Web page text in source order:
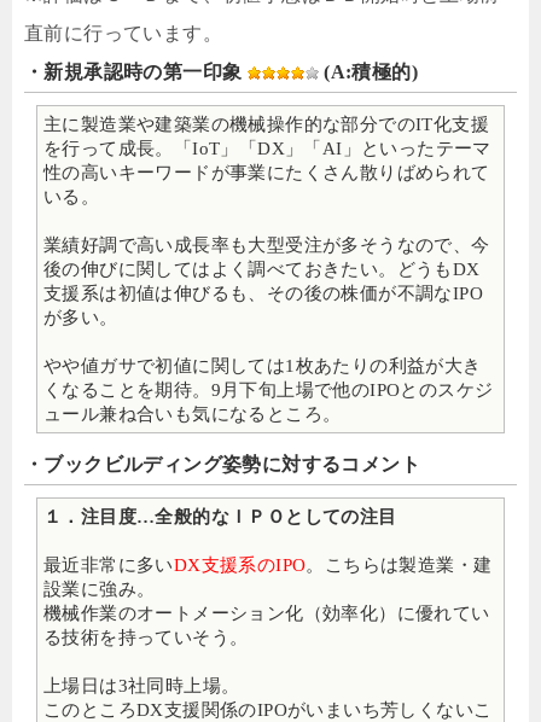
直前に行っています。
・新規承認時の第一印象
(A:積極的)
主に製造業や建築業の機械操作的な部分でのIT化支援
を行って成長。「IoT」「DX」「AI」といったテーマ
性の高いキーワードが事業にたくさん散りばめられて
いる。
業績好調で高い成長率も大型受注が多そうなので、今
後の伸びに関してはよく調べておきたい。どうもDX
支援系は初値は伸びるも、その後の株価が不調なIPO
が多い。
やや値ガサで初値に関しては1枚あたりの利益が大き
くなることを期待。9月下旬上場で他のIPOとのスケジ
ュール兼ね合いも気になるところ。
・ブックビルディング姿勢に対するコメント
１．注目度…全般的なＩＰＯとしての注目
最近非常に多いDX支援系のIPO。こちらは製造業・建
設業に強み。
機械作業のオートメーション化（効率化）に優れてい
る技術を持っていそう。
上場日は3社同時上場。
このところDX支援関係のIPOがいまいち芳しくないこ